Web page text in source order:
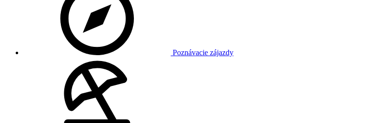
Poznávacie zájazdy